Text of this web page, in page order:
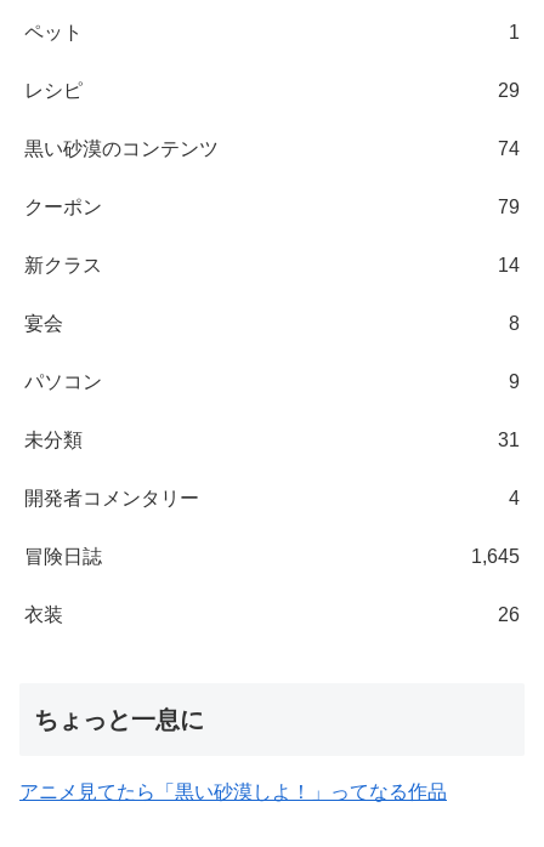
ペット 1
レシピ 29
黒い砂漠のコンテンツ 74
クーポン 79
新クラス 14
宴会 8
パソコン 9
未分類 31
開発者コメンタリー 4
冒険日誌 1,645
衣装 26
ちょっと一息に
アニメ見てたら「黒い砂漠しよ！」ってなる作品